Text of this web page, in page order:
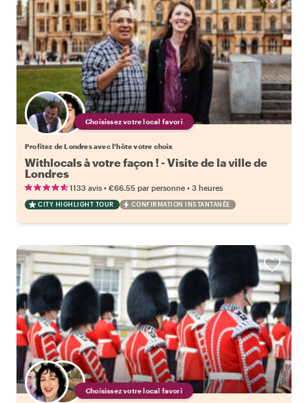
Choisissez votre local favori
Profitez de Londres avec l'hôte votre choix
Withlocals à votre façon ! - Visite de la ville de
Londres
1133 avis • €66.55 par personne • 3 heures
CITY HIGHLIGHT TOUR CONFIRMATION INSTANTANÉE
Choisissez votre local favori